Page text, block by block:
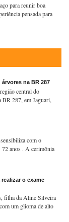
para reunir boa
pensada para
na BR 287
central do
BR 287, em Jaguari,
com o
72 anos . A cerimônia
o exame
filha da Aline Silveira
um glioma de alto